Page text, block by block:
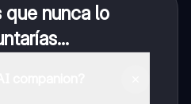
que nunca lo